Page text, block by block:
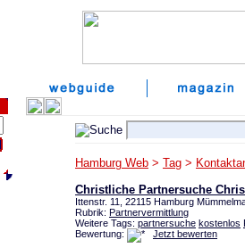
Hamburg Web > Tag >
Christliche Partnersuche
Ittenstr. 11, 22115 Hamburg
Rubrik: Partnervermittlung
Weitere Tags: partnersuche kostenlos
Bewertung:
Jetzt bewerten